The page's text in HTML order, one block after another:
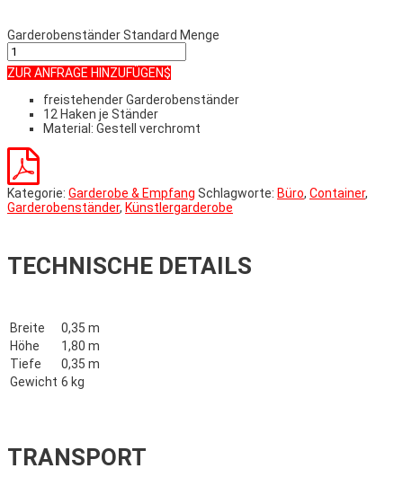
Garderobenständer Standard Menge
ZUR ANFRAGE HINZUFÜGEN
freistehender Garderobenständer
12 Haken je Ständer
Material: Gestell verchromt
Kategorie: Garderobe & Empfang Schlagworte: Büro, Container,
Garderobenständer, Künstlergarderobe
TECHNISCHE DETAILS
Breite
0,35 m
Höhe
1,80 m
Tiefe
0,35 m
Gewicht 6 kg
TRANSPORT